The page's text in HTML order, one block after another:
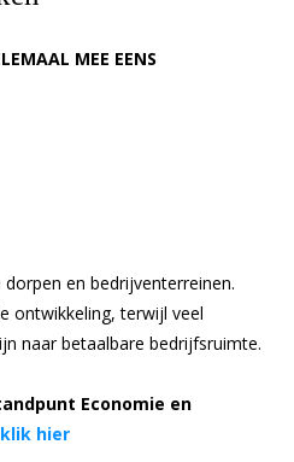
MEE EENS
en bedrijventerreinen.
ontwikkeling, terwijl veel
naar betaalbare bedrijfsruimte.
Economie en
klik hier